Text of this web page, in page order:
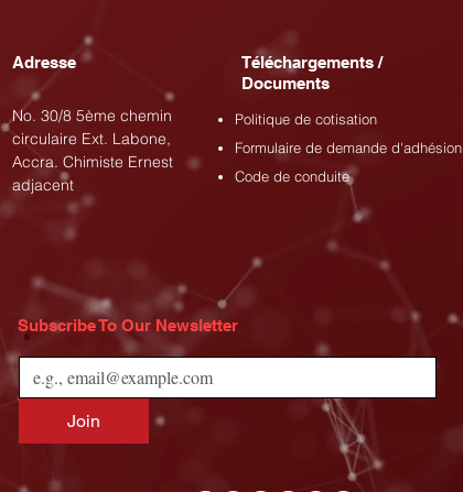
Adresse
No. 30/8 5ème chemin
circulaire Ext. Labone,
Accra. Chimiste Ernest
adjacent
Téléchargements /
Documents
Politique de cotisation
Formulaire de demande d'adhésion
Code de conduite
*
Join
Subscribe To Our Newsletter